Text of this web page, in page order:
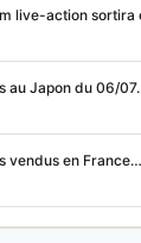
live-action sortira
au Japon du 06/
vendus en France…